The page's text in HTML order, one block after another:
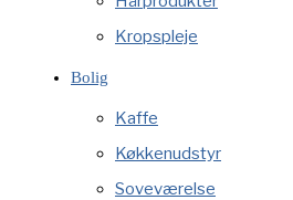
Kropspleje
Bolig
Kaffe
Køkkenudstyr
Soveværelse